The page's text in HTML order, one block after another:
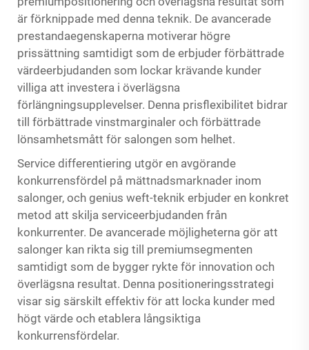
är förknippade med denna teknik. De avancerade
prestandaegenskaperna motiverar högre
prissättning samtidigt som de erbjuder förbättrade
värdeerbjudanden som lockar krävande kunder
villiga att investera i överlägsna
förlängningsupplevelser. Denna prisflexibilitet bidrar
till förbättrade vinstmarginaler och förbättrade
lönsamhetsmått för salongen som helhet.
Service differentiering utgör en avgörande
konkurrensfördel på mättnadsmarknader inom
salonger, och genius weft-teknik erbjuder en konkret
metod att skilja serviceerbjudanden från
konkurrenter. De avancerade möjligheterna gör att
salonger kan rikta sig till premiumsegmenten
samtidigt som de bygger rykte för innovation och
överlägsna resultat. Denna positioneringsstrategi
visar sig särskilt effektiv för att locka kunder med
högt värde och etablera långsiktiga
konkurrensfördelar.